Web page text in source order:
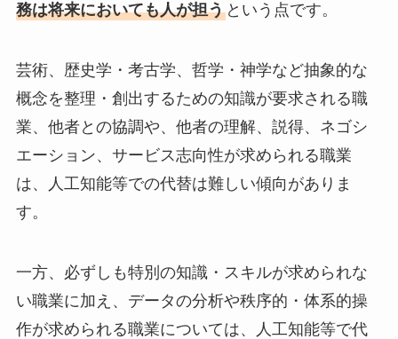
務は将来においても人が担うという点です。
芸術、歴史学・考古学、哲学・神学など抽象的な
概念を整理・創出するための知識が要求される職
業、他者との協調や、他者の理解、説得、ネゴシ
エーション、サービス志向性が求められる職業
は、人工知能等での代替は難しい傾向がありま
す。
一方、必ずしも特別の知識・スキルが求められな
い職業に加え、データの分析や秩序的・体系的操
作が求められる職業については、人工知能等で代